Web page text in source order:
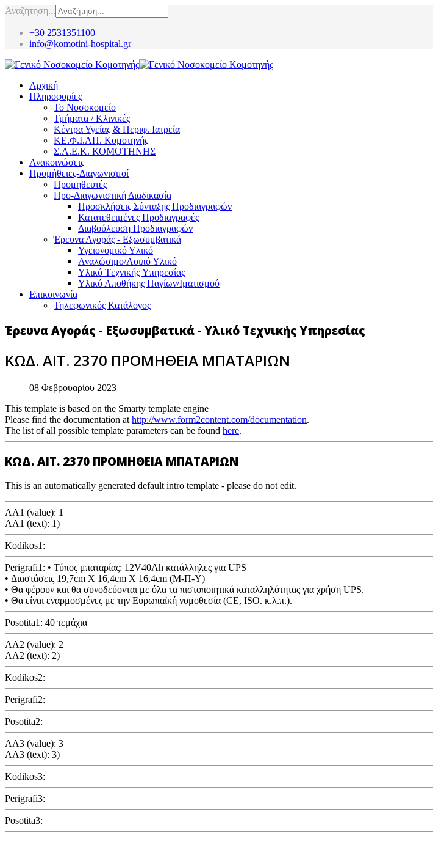
Αναζήτηση...
+30 2531351100
info@komotini-hospital.gr
Αρχική
Πληροφορίες
Το Νοσοκομείο
Τμήματα / Κλινικές
Κέντρα Υγείας & Περιφ. Ιατρεία
ΚΕ.Φ.Ι.ΑΠ. Κομοτηνής
Σ.Α.Ε.Κ. ΚΟΜΟΤΗΝΗΣ
Ανακοινώσεις
Προμήθειες-Διαγωνισμοί
Προμηθευτές
Προ-Διαγωνιστική Διαδικασία
Προσκλήσεις Σύνταξης Προδιαγραφών
Κατατεθειμένες Προδιαγραφές
Διαβούλευση Προδιαγραφών
Έρευνα Αγοράς - Εξωσυμβατικά
Υγειονομικό Υλικό
Αναλώσιμο/Λοιπό Υλικό
Υλικό Tεχνικής Yπηρεσίας
Υλικό Αποθήκης Παγίων/Ιματισμού
Επικοινωνία
Τηλεφωνικός Κατάλογος
Έρευνα Αγοράς - Εξωσυμβατικά - Υλικό Τεχνικής Υπηρεσίας
ΚΩΔ. ΑΙΤ. 2370 ΠΡΟΜΗΘΕΙΑ ΜΠΑΤΑΡΙΩΝ
08 Φεβρουαρίου 2023
This template is based on the Smarty template engine
Please find the documentation at http://www.form2content.com/documentation.
The list of all possible template parameters can be found here.
ΚΩΔ. ΑΙΤ. 2370 ΠΡΟΜΗΘΕΙΑ ΜΠΑΤΑΡΙΩΝ
This is an automatically generated default intro template - please do not edit.
AA1 (value): 1
AA1 (text): 1)
Kodikos1:
Perigrafi1: • Τύπος μπαταρίας: 12V40Ah κατάλληλες για UPS
• Διαστάσεις 19,7cm X 16,4cm X 16,4cm (Μ-Π-Υ)
• Θα φέρουν και θα συνοδεύονται με όλα τα πιστοποιητικά καταλληλότητας για χρήση UPS.
• Θα είναι εναρμοσμένες με την Ευρωπαϊκή νομοθεσία (CE, ISO. κ.λ.π.).
Posotita1: 40 τεμάχια
AA2 (value): 2
AA2 (text): 2)
Kodikos2:
Perigrafi2:
Posotita2:
AA3 (value): 3
AA3 (text): 3)
Kodikos3:
Perigrafi3:
Posotita3: